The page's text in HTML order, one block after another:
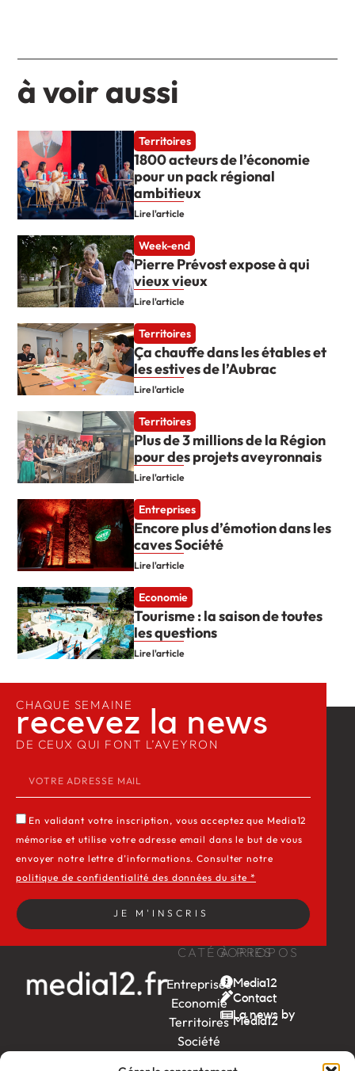
à voir aussi
Territoires
1800 acteurs de l’économie
pour un pack régional
ambitieux
Lire l'article
Week-end
Pierre Prévost expose à qui
vieux vieux
Lire l'article
Territoires
Ça chauffe dans les étables et
les estives de l’Aubrac
Lire l'article
Territoires
Plus de 3 millions de la Région
pour des projets aveyronnais
Lire l'article
Entreprises
Encore plus d’émotion dans les
caves Société
Lire l'article
Economie
Tourisme : la saison de toutes
les questions
Lire l'article
CATÉGORIES
Entreprises
Economie
Territoires
Société
À PROPOS
Media12
Contact
La news by
Média12
CHAQUE SEMAINE
recevez la news​
DE CEUX QUI FONT L’AVEYRON
En validant votre inscription, vous acceptez que Media12
mémorise et utilise votre adresse email dans le but de vous
envoyer notre lettre d’informations. Consulter notre
politique de confidentialité des données du site *
JE M'INSCRIS